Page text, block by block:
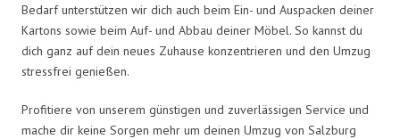
Bedarf unterstützen wir dich auch beim Ein- und Auspacken deiner
Kartons sowie beim Auf- und Abbau deiner Möbel. So kannst du
dich ganz auf dein neues Zuhause konzentrieren und den Umzug
stressfrei genießen.
Profitiere von unserem günstigen und zuverlässigen Service und
mache dir keine Sorgen mehr um deinen Umzug von Salzburg